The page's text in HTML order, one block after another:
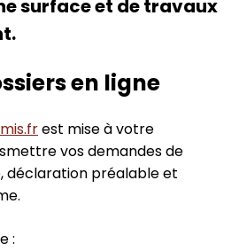
surface et de travaux
en ligne
est mise à votre
vos demandes de
déclaration préalable et
: